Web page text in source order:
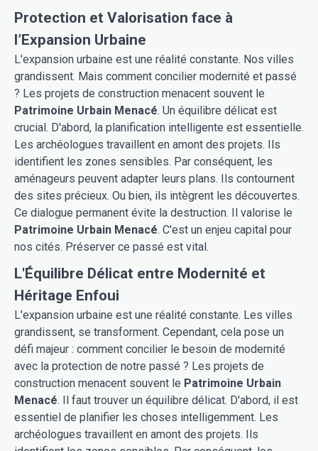
Protection et Valorisation face à
l’Expansion Urbaine
L'expansion urbaine est une réalité constante. Nos villes
grandissent. Mais comment concilier modernité et passé
? Les projets de construction menacent souvent le
Patrimoine Urbain Menacé. Un équilibre délicat est
crucial. D'abord, la planification intelligente est essentielle.
Les archéologues travaillent en amont des projets. Ils
identifient les zones sensibles. Par conséquent, les
aménageurs peuvent adapter leurs plans. Ils contournent
des sites précieux. Ou bien, ils intègrent les découvertes.
Ce dialogue permanent évite la destruction. Il valorise le
Patrimoine Urbain Menacé. C'est un enjeu capital pour
nos cités. Préserver ce passé est vital.
L'Équilibre Délicat entre Modernité et
Héritage Enfoui
L'expansion urbaine est une réalité constante. Les villes
grandissent, se transforment. Cependant, cela pose un
défi majeur : comment concilier le besoin de modernité
avec la protection de notre passé ? Les projets de
construction menacent souvent le Patrimoine Urbain
Menacé. Il faut trouver un équilibre délicat. D'abord, il est
essentiel de planifier les choses intelligemment. Les
archéologues travaillent en amont des projets. Ils